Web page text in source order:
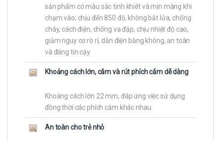
sản phẩm có màu sắc tinh khiết và mịn màng khi
chạm vào; chịu đến 850 độ, không bắt lửa, chống
cháy, cách điện, chống va đập, chịu nhiệt độ cao,
giảm nguy cơ rò rỉ, dẫn điện bằng không, an toàn
và đáng tin cậy.
Khoảng cách lớn, cắm và rút phích cắm dễ dàng
Khoảng cách lớn 22 mm, đáp ứng việc sử dụng
đồng thời các phích cắm khác nhau.
An toàn cho trẻ nhỏ